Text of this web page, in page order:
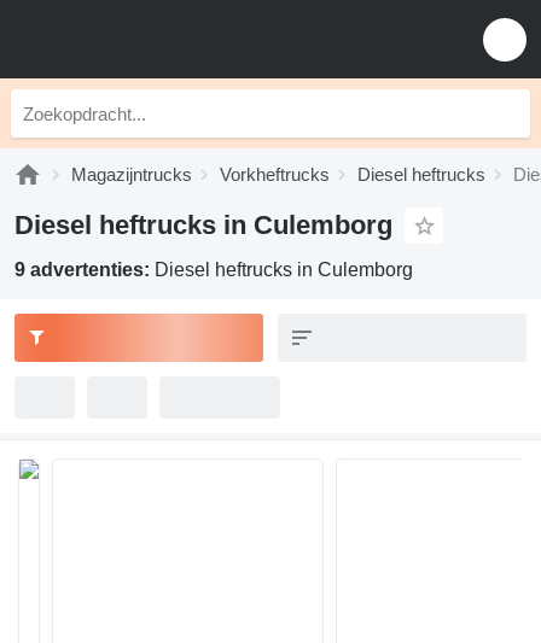
Magazijntrucks Vorkheftrucks Diesel heftrucks
Diesel heftrucks in Culemborg
9 advertenties: Diesel heftrucks in Culemborg